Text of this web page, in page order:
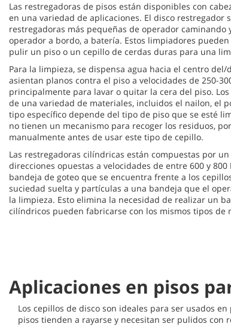
Las restregadoras de pisos están disponibles con
en una variedad de aplicaciones. El disco restregador
restregadoras más pequeñas de operador caminando
operador a bordo, a batería. Estos limpiadores
pulir un piso o un cepillo de cerdas duras para una
Para la limpieza, se dispensa agua hacia el centro del/
asientan planos contra el piso a velocidades de 250-
principalmente para lavar o quitar la cera del piso.
de una variedad de materiales, incluidos el nailon, el
tipo específico depende del tipo de piso que se esté
no tienen un mecanismo para recoger los residuos,
manualmente antes de usar este tipo de cepillo.
Las restregadoras cilíndricas están compuestas por
direcciones opuestas a velocidades de entre 600 y 800
bandeja de goteo que se encuentra frente a los
suciedad suelta y partículas a una bandeja que el
la limpieza. Esto elimina la necesidad de realizar un
cilíndricos pueden fabricarse con los mismos tipos de
Aplicaciones en pisos
Los cepillos de disco son ideales para ser usados
pisos tienden a rayarse y necesitan ser pulidos con